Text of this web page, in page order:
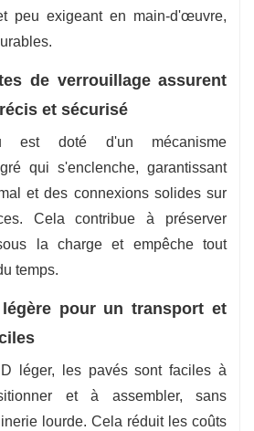
peu exigeant en main-d'œuvre,
de verrouillage assurent
et sécurisé
est doté d'un mécanisme
qui s'enclenche, garantissant
et des connexions solides sur
Cela contribue à préserver
la charge et empêche tout
temps.
pour un transport et
léger, les pavés sont faciles à
et à assembler, sans
lourde. Cela réduit les coûts